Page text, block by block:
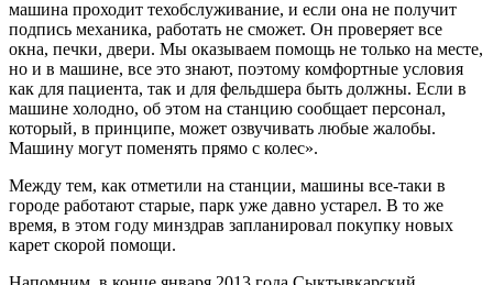
машина проходит техобслуживание, и если она не получит
подпись механика, работать не сможет. Он проверяет все
окна, печки, двери. Мы оказываем помощь не только на месте,
но и в машине, все это знают, поэтому комфортные условия
как для пациента, так и для фельдшера быть должны. Если в
машине холодно, об этом на станцию сообщает персонал,
который, в принципе, может озвучивать любые жалобы.
Машину могут поменять прямо с колес».
Между тем, как отметили на станции, машины все-таки в
городе работают старые, парк уже давно устарел. В то же
время, в этом году минздрав запланировал покупку новых
карет скорой помощи.